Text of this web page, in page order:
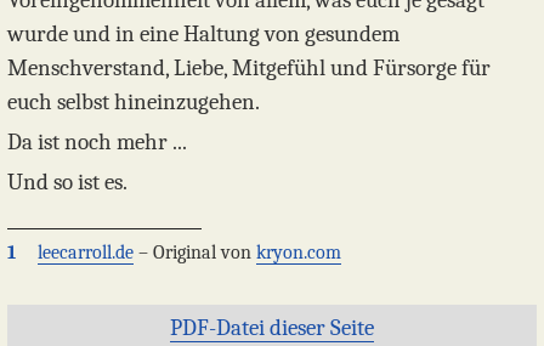
wurde und in eine Haltung von gesundem
Menschverstand, Liebe, Mitgefühl und Fürsorge für
euch selbst hineinzugehen.
Da ist noch mehr ...
Und so ist es.
1 leecarroll.de – Original von kryon.com
PDF-Datei dieser Seite